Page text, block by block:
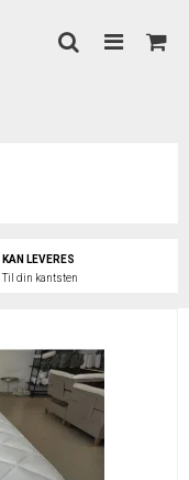
KAN LEVERES
Til din kantsten